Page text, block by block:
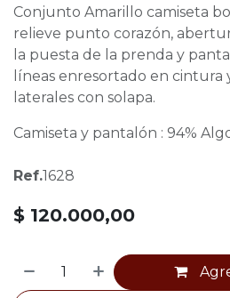
Conjunto Amarillo camiseta
relieve punto corazón,
la puesta de la prenda y
líneas enresortado en cintura
laterales con solapa.
Camiseta y pantalón : 94%
Ref.1628
$ 120.000,00